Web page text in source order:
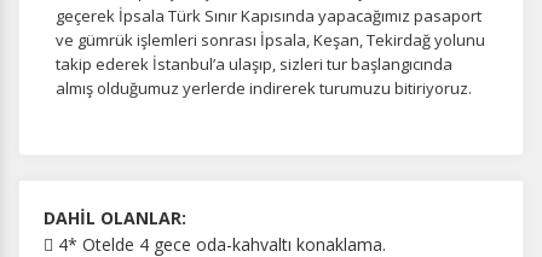
geçerek İpsala Türk Sınır Kapısında yapacağımız pasaport
ve gümrük işlemleri sonrası İpsala, Keşan, Tekirdağ yolunu
takip ederek İstanbul’a ulaşıp, sizleri tur başlangıcında
almış olduğumuz yerlerde indirerek turumuzu bitiriyoruz.
DAHİL OLANLAR:
 4* Otelde 4 gece oda-kahvaltı konaklama.